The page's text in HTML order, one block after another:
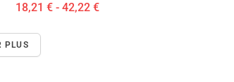
18,21 € - 42,22 €
PLUS